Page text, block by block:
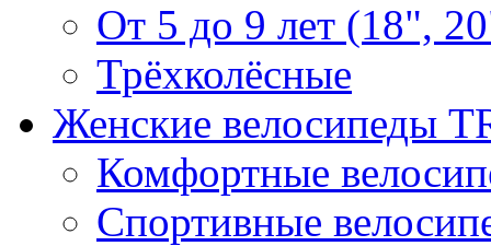
От 5 до 9 лет (18",
Трёхколёсные
Женские велосипеды
Комфортные
Спортивные